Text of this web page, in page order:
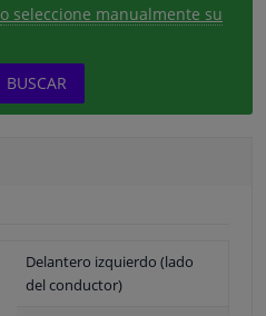
o seleccione manualmente su
BUSCAR
Delantero izquierdo (lado
del conductor)